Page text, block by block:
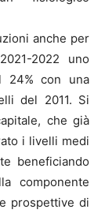
anche per
2022 uno
24% con una
del 2011. Si
che già
i livelli medi
beneficiando
componente
prospettive di